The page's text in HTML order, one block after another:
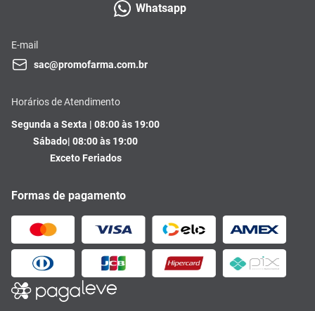
Whatsapp
E-mail
sac@promofarma.com.br
Horários de Atendimento
Segunda a Sexta | 08:00 às 19:00
Sábado| 08:00 às 19:00
Exceto Feriados
Formas de pagamento